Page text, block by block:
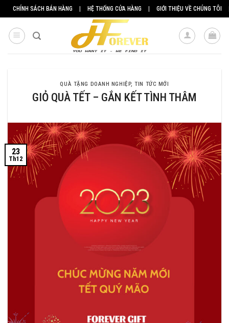
Skip
to
content
CHÍNH SÁCH BÁN HÀNG | HỆ THỐNG CỬA HÀNG | GIỚI THIỆU VỀ CHÚNG TÔI
QUÀ TẶNG DOANH NGHIỆP,TIN TỨC MỚI
GIỎ QUÀ TẾT – GẮN KẾT TÌNH THÂM
23
Th12